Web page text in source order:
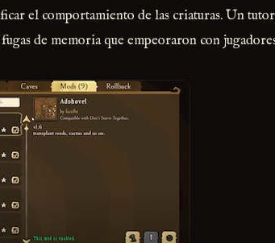
el comportamiento de las criaturas. Un
de memoria que empeoraron con